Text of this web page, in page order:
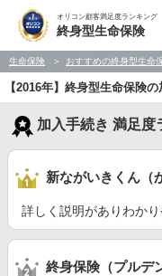
オリコン顧客満足度ランキング
終身型生命保険
生命保険 おすすめの終身型生命
【2016年】終身型生命保険
加入手続き 満足度
新ながいきくん（
詳しく説明がありわか
終身保険（プルデ